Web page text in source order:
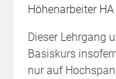
Höhenarbeiter
Dieser Lehrgang
Basiskurs
nur auf